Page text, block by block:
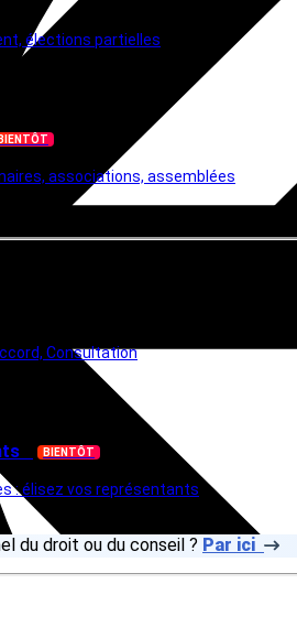
élections partielles
BIENTÔT
associations, assemblées
Consultation
BIENTÔT
: élisez vos représentants
du droit ou du conseil ? Par ici